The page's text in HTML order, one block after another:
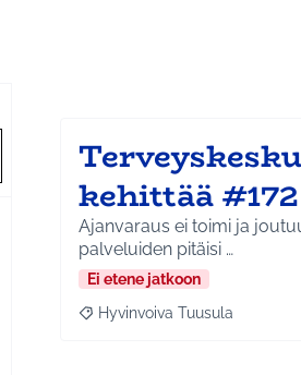
−
kehittää #172
Ajanvaraus ei toimi ja
palveluiden pitäisi …
Ei etene jatkoon
Rajaa tulokset aihepiirin
Hyvinvoiva Tuusula